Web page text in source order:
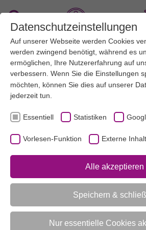
Zum Hauptinhalt springen
Suche
Menü
UNSERE THEMEN
ANERKANNTER
DIE QUALITÄTSKRITERIEN
AKTUELL:
UNTERMENÜ
Bewegungszeiten
Bewegungsangebote
offen und angeleitet
Datenschutzeinstellungen
Auf unserer Webseite werden Cookies
werden zwingend benötigt, während es
ermöglichen, Ihre Nutzererfahrung auf
verbessern. Wenn Sie die Einstellungen
möchten, können Sie dies auf unserer
jederzeit tun.
Essentiell Statistiken
Vorlesen-Funktion Externe
Alle akzeptieren
Speichern &
Nur essentielle Cookies